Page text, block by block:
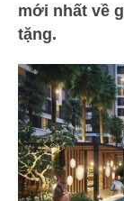
mới nhất về
tặng.